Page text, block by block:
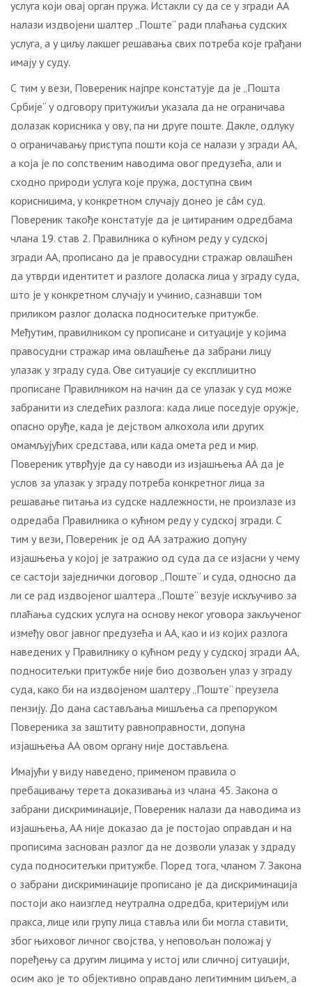
услуга који овај орган пружа. Истакли су да се у згради АА
налази издвојени шалтер „Поште“ ради плаћања судских
услуга, а у циљу лакшег решавања свих потреба које грађани
имају у суду.
С тим у вези, Повереник најпре констатује да је „Пошта
Србије“ у одговору притужиљи указала да не ограничава
долазак корисника у ову, па ни друге поште. Дакле, одлуку
о ограничавању приступа пошти која се налази у згради АА,
а која је по сопственим наводима овог предузећа, али и
сходно природи услуга које пружа, доступна свим
корисницима, у конкретном случају донео је сâм суд.
Повереник такође констатује да је цитираним одредбама
члана 19. став 2. Правилника о кућном реду у судској
згради АА, прописано да је правосудни стражар овлашћен
да утврди идентитет и разлоге доласка лица у зграду суда,
што је у конкретном случају и учинио, сазнавши том
приликом разлог доласка подноситељке притужбе.
Међутим, правилником су прописане и ситуације у којима
правосудни стражар има овлашћење да забрани лицу
улазак у зграду суда. Ове ситуације су експлицитно
прописане Правилником на начин да се улазак у суд може
забранити из следећих разлога: када лице поседује оружје,
опасно оруђе, када је дејством алкохола или других
омамљујућих средстава, или када омета ред и мир.
Повереник утврђује да су наводи из изјашњења АА да је
услов за улазак у зграду потреба конкретног лица за
решавање питања из судске надлежности, не произлазе из
одредаба Правилника о кућном реду у судској згради. С
тим у вези, Повереник је од АА затражио допуну
изјашњења у којој је затражио од суда да се изјасни у чему
се састоји заједнички договор „Поште“ и суда, односно да
ли се рад издвојеног шалтера „Поште“ везује искључиво за
плаћања судских услуга на основу неког уговора закљученог
између овог јавног предузећа и АА, као и из којих разлога
наведених у Правилнику о кућном реду у судској згради АА,
подноситељки притужбе није био дозвољен улаз у зграду
суда, како би на издвојеном шалтеру „Поште“ преузела
пензију. До дана састављања мишљења са препоруком
Повереника за заштиту равноправности, допуна
изјашњења АА овом органу није достављена.
Имајући у виду наведено, применом правила о
пребацивању терета доказивања из члана 45. Закона о
забрани дискриминације, Повереник налази да наводима из
изјашњења, АА није доказао да је постојао оправдан и на
прописима заснован разлог да не дозволи улазак у здраду
суда подноситељки притужбе. Поред тога, чланом 7. Закона
о забрани дискриминације прописано је да дискриминација
постоји ако наизглед неутрална одредба, критеријум или
пракса, лице или групу лица ставља или би могла ставити,
због њиховог личног својства, у неповољан положај у
поређењу са другим лицима у истој или сличној ситуацији,
осим ако је то објективно оправдано легитимним циљем, а